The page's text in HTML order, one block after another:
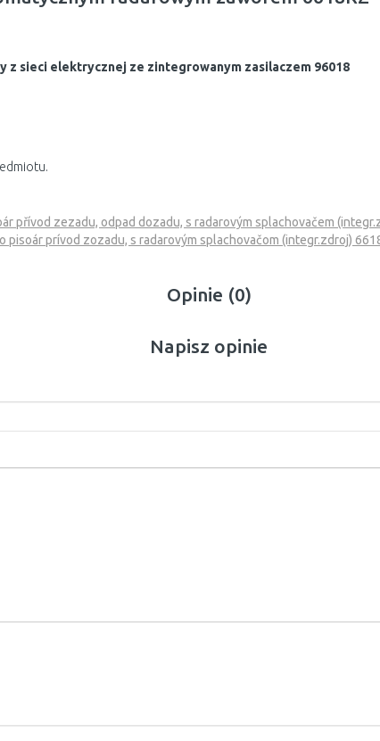
z sieci elektrycznej ze zintegrowanym zasilaczem 96018
přívod zezadu, odpad dozadu, s radarovým splachovačem
pisoár prívod zozadu, s radarovým splachovačom (integr.zdroj)
Opinie (0)
Napisz opinie